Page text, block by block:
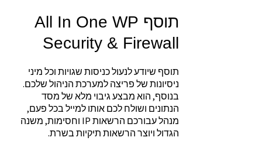
תוסף All In One WP
Security & Firewall
תוסף שיודע לנעול כניסות שגויות וכל מיני
ניסיונות של פריצה למערכת הניהול שלכם.
בנוסף, הוא מבצע גיבוי מלא של מסד
הנתונים ושולח לכם אותו למייל בכל פעם,
מנהל עבורכם הרשאות IP וחסימות, משנה
הגדול ויוצר הרשאות תיקיות בשרת.